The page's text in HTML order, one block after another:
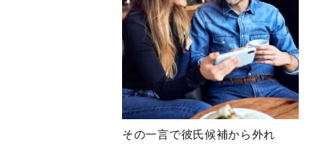
その一言で彼氏候補から外れ